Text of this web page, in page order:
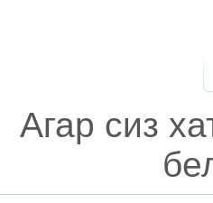
Агар сиз